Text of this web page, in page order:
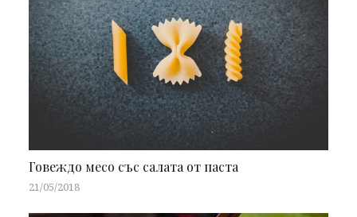
Говеждо месо със салата от паста
21/05/2018